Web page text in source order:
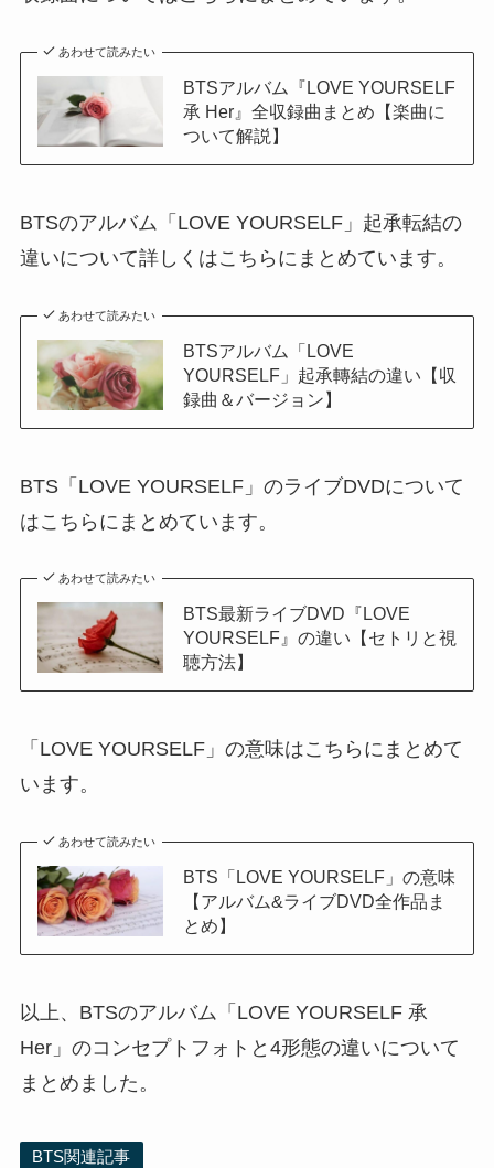
あわせて読みたい
BTSアルバム『LOVE YOURSELF
承 Her』全収録曲まとめ【楽曲に
ついて解説】
BTSのアルバム「LOVE YOURSELF」起承転結の
違いについて詳しくはこちらにまとめています。
あわせて読みたい
BTSアルバム「LOVE
YOURSELF」起承轉結の違い【収
録曲＆バージョン】
BTS「LOVE YOURSELF」のライブDVDについて
はこちらにまとめています。
あわせて読みたい
BTS最新ライブDVD『LOVE
YOURSELF』の違い【セトリと視
聴方法】
「LOVE YOURSELF」の意味はこちらにまとめて
います。
あわせて読みたい
BTS「LOVE YOURSELF」の意味
【アルバム&ライブDVD全作品ま
とめ】
以上、BTSのアルバム「LOVE YOURSELF 承
Her」のコンセプトフォトと4形態の違いについて
まとめました。
BTS関連記事